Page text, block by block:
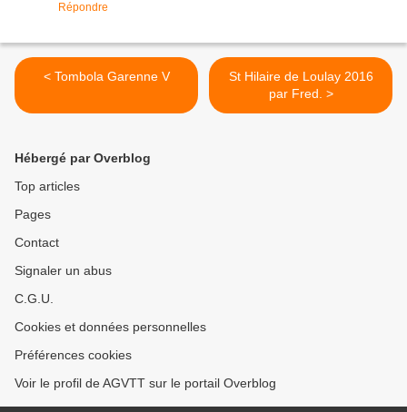
Répondre
< Tombola Garenne V
St Hilaire de Loulay 2016
par Fred. >
Hébergé par Overblog
Top articles
Pages
Contact
Signaler un abus
C.G.U.
Cookies et données personnelles
Préférences cookies
Voir le profil de AGVTT sur le portail Overblog